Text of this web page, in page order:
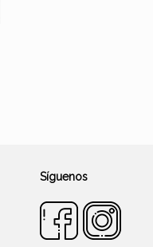
Síguenos